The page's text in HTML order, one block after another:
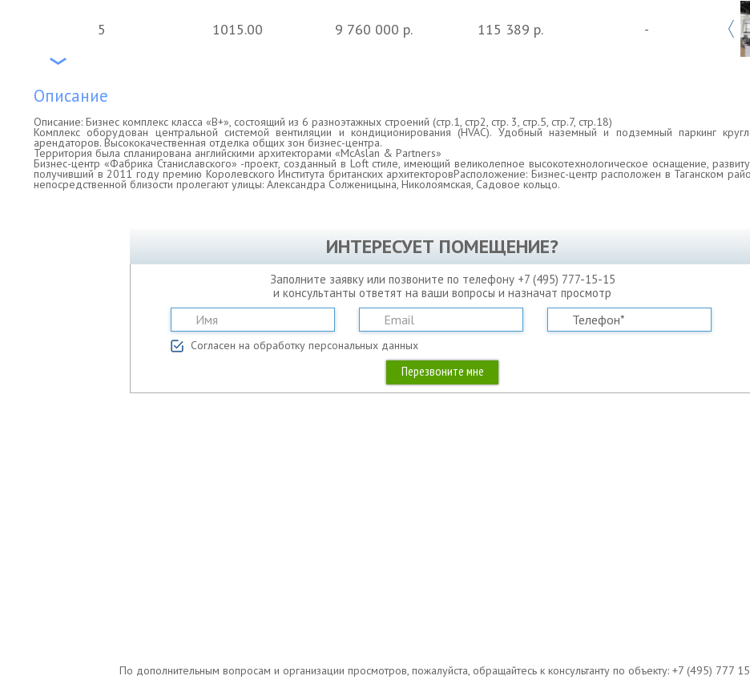
5 1015.00 9 760 000 р. 115 389 р. -
Описание
Описание: Бизнес комплекс класса «В+», состоящий из 6 разноэтажных строений (стр.1, стр2, стр. 3, стр.5, стр.7, стр.18)
Комплекс оборудован центральной системой вентиляции и кондиционирования (HVAC). Удобный наземный и подземный паркинг
арендаторов. Высококачественная отделка общих зон бизнес-центра.
Территория была спланирована английскими архитекторами «McAslan & Partners»
Бизнес-центр «Фабрика Станиславского» -проект, созданный в Loft стиле, имеющий великолепное высокотехнологическое оснащение,
получивший в 2011 году премию Королевского Института британских архитекторовРасположение: Бизнес-центр расположен в Таганском
непосредственной близости пролегают улицы: Александра Солженицына, Николоямская, Садовое кольцо.
ИНТЕРЕСУЕТ ПОМЕЩЕНИЕ?
Заполните заявку или позвоните по телефону +7 (495) 777-15-15
и консультанты ответят на ваши вопросы и назначат просмотр
Согласен на обработку персональных данных
По дополнительным вопросам и организации просмотров, пожалуйста, обращайтесь к консультанту по объекту: +7 (495) 777